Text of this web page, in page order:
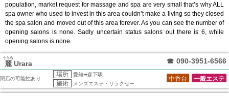
population, market request for massage and spa are very small that’s why ALL
spa owner who used to invest in this area couldn’t make a living so they closed
the spa salon and moved out of this area forever. As you can see the number of
opening salons is none. Sadly uncertain status salons out there is 6, while
opening salons is none.
麗
うらら
Urara ☎ 090-3951-6566
閉店の可能性あり
場所 愛知➠森下駅
施術 メンズエステ・リラクゼー..
一般エステ
中香台